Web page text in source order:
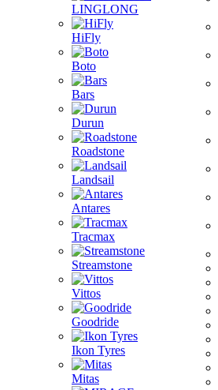
LINGLONG
HiFly
Boto
Bars
Durun
Roadstone
Landsail
Antares
Tracmax
Streamstone
Vittos
Goodride
Ikon Tyres
Mitas